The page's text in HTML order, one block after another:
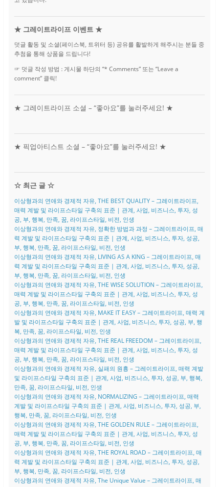
★ 그레이트라이프 이벤트 ★
덧글 활동 및 소셜(페이스북, 트위터 등) 공유를 활발하게 해주시는 분들 중
추첨을 통해 상품을 드립니다!
☞ 덧글 작성 방법 : 게시물 하단의 “* Comments” 또는 “Leave a
comment” 클릭!
★ 그레이트라이프 소셜 – “좋아요”를 눌러주세요! ★
★ 픽업아티스트 소셜 – “좋아요”를 눌러주세요! ★
☆ 최근 글 ☆
이상형과의 연애와 경제적 자유, THE BEST QUALITY – 그레이트라이프,
매력 계발 및 라이프스타일 구축의 표준 | 관계, 사업, 비즈니스, 투자, 성
공, 부, 행복, 만족, 꿈, 라이프스타일, 비전, 인생
이상형과의 연애와 경제적 자유, 정확한 방법과 과정 – 그레이트라이프, 매
력 계발 및 라이프스타일 구축의 표준 | 관계, 사업, 비즈니스, 투자, 성공,
부, 행복, 만족, 꿈, 라이프스타일, 비전, 인생
이상형과의 연애와 경제적 자유, LIVING AS A KING – 그레이트라이프, 매
력 계발 및 라이프스타일 구축의 표준 | 관계, 사업, 비즈니스, 투자, 성공,
부, 행복, 만족, 꿈, 라이프스타일, 비전, 인생
이상형과의 연애와 경제적 자유, THE WISE SOLUTION – 그레이트라이프,
매력 계발 및 라이프스타일 구축의 표준 | 관계, 사업, 비즈니스, 투자, 성
공, 부, 행복, 만족, 꿈, 라이프스타일, 비전, 인생
이상형과의 연애와 경제적 자유, MAKE IT EASY – 그레이트라이프, 매력 계
발 및 라이프스타일 구축의 표준 | 관계, 사업, 비즈니스, 투자, 성공, 부, 행
복, 만족, 꿈, 라이프스타일, 비전, 인생
이상형과의 연애와 경제적 자유, THE REAL FREEDOM – 그레이트라이프,
매력 계발 및 라이프스타일 구축의 표준 | 관계, 사업, 비즈니스, 투자, 성
공, 부, 행복, 만족, 꿈, 라이프스타일, 비전, 인생
이상형과의 연애와 경제적 자유, 실패의 원흉 – 그레이트라이프, 매력 계발
및 라이프스타일 구축의 표준 | 관계, 사업, 비즈니스, 투자, 성공, 부, 행복,
만족, 꿈, 라이프스타일, 비전, 인생
이상형과의 연애와 경제적 자유, NORMALIZING – 그레이트라이프, 매력
계발 및 라이프스타일 구축의 표준 | 관계, 사업, 비즈니스, 투자, 성공, 부,
행복, 만족, 꿈, 라이프스타일, 비전, 인생
이상형과의 연애와 경제적 자유, THE GOLDEN RULE – 그레이트라이프,
매력 계발 및 라이프스타일 구축의 표준 | 관계, 사업, 비즈니스, 투자, 성
공, 부, 행복, 만족, 꿈, 라이프스타일, 비전, 인생
이상형과의 연애와 경제적 자유, THE ROYAL ROAD – 그레이트라이프, 매
력 계발 및 라이프스타일 구축의 표준 | 관계, 사업, 비즈니스, 투자, 성공,
부, 행복, 만족, 꿈, 라이프스타일, 비전, 인생
이상형과의 연애와 경제적 자유, The Unique Value – 그레이트라이프, 매